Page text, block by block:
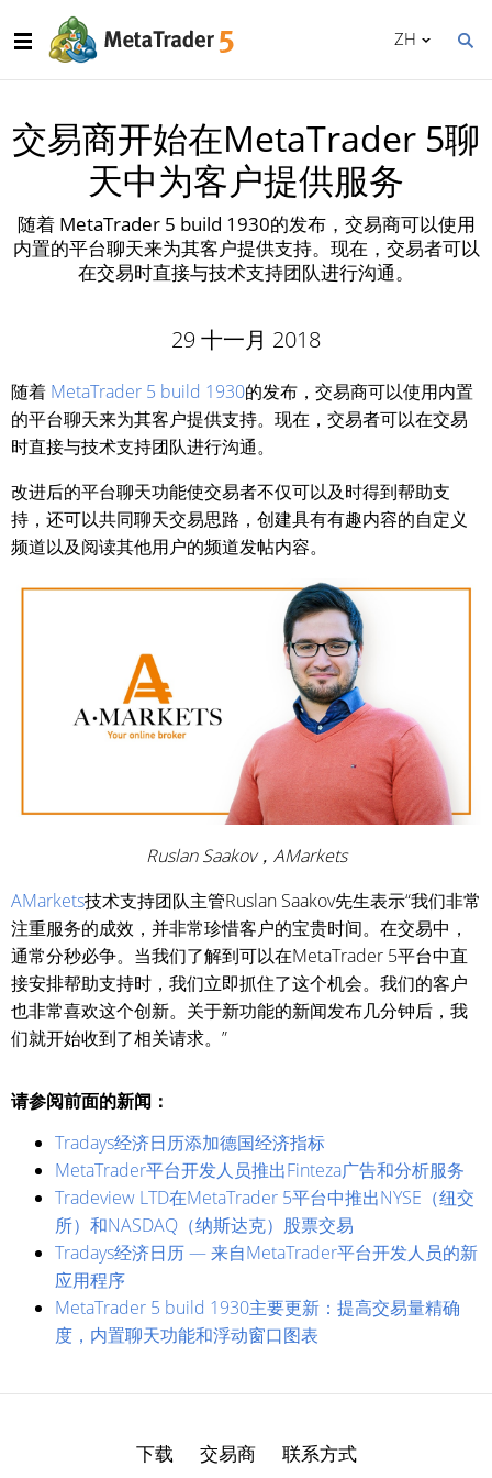
ZH
交易商开始在MetaTrader 5聊
天中为客户提供服务
随着 MetaTrader 5 build 1930的发布，交易商可以使用
内置的平台聊天来为其客户提供支持。现在，交易者可以
在交易时直接与技术支持团队进行沟通。
29 十一月 2018
随着 MetaTrader 5 build 1930的发布，交易商可以使用内置
的平台聊天来为其客户提供支持。现在，交易者可以在交易
时直接与技术支持团队进行沟通。
改进后的平台聊天功能使交易者不仅可以及时得到帮助支
持，还可以共同聊天交易思路，创建具有有趣内容的自定义
频道以及阅读其他用户的频道发帖内容。
Ruslan Saakov，AMarkets
AMarkets技术支持团队主管Ruslan Saakov先生表示“我们非常
注重服务的成效，并非常珍惜客户的宝贵时间。在交易中，
通常分秒必争。当我们了解到可以在MetaTrader 5平台中直
接安排帮助支持时，我们立即抓住了这个机会。我们的客户
也非常喜欢这个创新。关于新功能的新闻发布几分钟后，我
们就开始收到了相关请求。”
请参阅前面的新闻：
Tradays经济日历添加德国经济指标
MetaTrader平台开发人员推出Finteza广告和分析服务
Tradeview LTD在MetaTrader 5平台中推出NYSE（纽交
所）和NASDAQ（纳斯达克）股票交易
Tradays经济日历 — 来自MetaTrader平台开发人员的新
应用程序
MetaTrader 5 build 1930主要更新：提高交易量精确
度，内置聊天功能和浮动窗口图表
下载 交易商 联系方式